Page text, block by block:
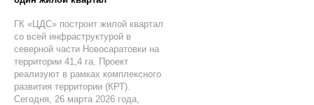
ГК «ЦДС» построит жилой квартал
со всей инфраструктурой в
северной части Новосаратовки на
территории 41,4 га. Проект
реализуют в рамках комплексного
развития территории (КРТ).
Сегодня, 26 марта 2026 года,